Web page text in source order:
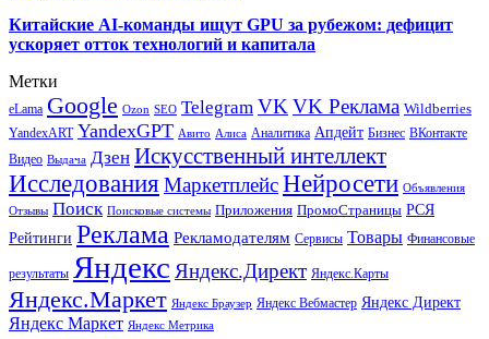
Китайские AI-команды ищут GPU за рубежом: дефицит
ускоряет отток технологий и капитала
Метки
eLama Google Ozon SEO Telegram VK VK Реклама Wildberries
YandexART YandexGPT Авито Алиса Аналитика Апдейт Бизнес ВКонтакте
Видео Выдача Дзен Искусственный интеллект
Исследования МаркетплейсНейросети Объявления
Отзывы Поиск Поисковые системы Приложения ПромоСтраницы РСЯ
Рейтинги Реклама Рекламодателям Сервисы Товары Финансовые
результаты Яндекс Яндекс.Директ Яндекс.Карты
Яндекс.Маркет Яндекс Браузер Яндекс Вебмастер Яндекс Директ
Яндекс Маркет Яндекс Метрика